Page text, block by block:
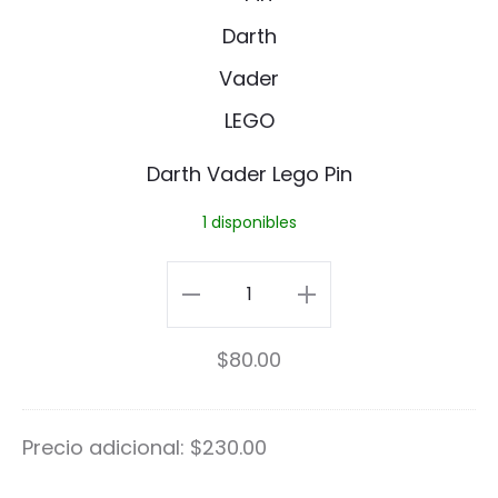
a
r
t
a
e
r
L
e
Darth Vader Lego Pin
1 disponibles
Darth
Vader
Lego
Pin
cantidad
$80.00
Precio adicional: $230.00